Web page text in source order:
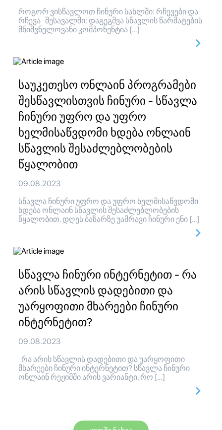
როგორ ვისწავლოთ ჩინური სახლში: რჩევები და
რჩევა შესავალში: დაგეგმვა სწავლის წარმატების
მნიშვნელოვანი კომპონენტია […]
საუკეთესო ონლაინ პროგრამები
შესწავლისთვის ჩინური - სწავლა
ჩინური უფრო და უფრო
ხელმისაწვდომი ხდება ონლაინ
სწავლის შესაძლებლობების
წყალობით
09.08.2023
სწავლა ჩინური უფრო და უფრო ხელმისაწვდომი
ხდება ონლაინ სწავლის შესაძლებლობების
წყალობით. დღეს ბაზარზე უამრავი ჩინური ენი […]
სწავლა ჩინური ინტერნეტით - რა
არის სწავლის დადებითი და
უარყოფითი მხარეები ჩინური
ინტერნეტით?
09.08.2023
რა არის სწავლის დადებითი და უარყოფითი
მხარეები ჩინური ინტერნეტით? სწავლა ჩინური
ონლაინ რეჟიმში არის ვარიანტი, რო […]